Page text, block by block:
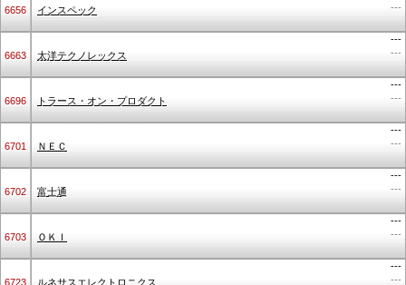
6656 インスペック
---
6663 太洋テクノレックス
---
---
6696 トラース・オン・プロダクト
---
---
6701 ＮＥＣ
---
---
6702 富士通
---
---
6703 ＯＫＩ
---
---
6723 ルネサスエレクトロニクス
---
---